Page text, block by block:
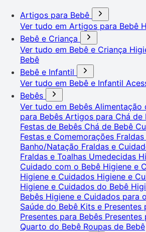
Artigos para Bebê
Ver tudo em Artigos para Bebê
Bebê e Criança
Ver tudo em Bebê e Criança
Bebê
Bebê e Infantil
Ver tudo em Bebê e Infantil
Bebês
Ver tudo em Bebês Alimentação
para Bebês Artigos para Chá de
Festas de Bebês Chá de Bebê
Festas e Comemorações Fraldas
Banho/Natação Fraldas e
Fraldas e Toalhas Umedecidas
Cuidado com o Bebê Higiene e
Higiene e Cuidados Higiene e
Higiene e Cuidados do Bebê
Bebês Higiene e Cuidados para
Saúde do Bebê Kits e Presentes
Presentes para Bebês Presentes
Quarto do Bebê Roupas de Bebê